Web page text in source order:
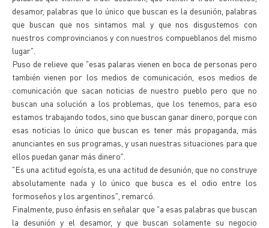
desamor, palabras que lo único que buscan es la desunión, palabras
que buscan que nos sintamos mal y que nos disgustemos con
nuestros comprovincianos y con nuestros compueblanos del mismo
lugar".
Puso de relieve que "esas palaras vienen en boca de personas pero
también vienen por los medios de comunicación, esos medios de
comunicación que sacan noticias de nuestro pueblo pero que no
buscan una solución a los problemas, que los tenemos, para eso
estamos trabajando todos, sino que buscan ganar dinero, porque con
esas noticias lo único que buscan es tener más propaganda, más
anunciantes en sus programas, y usan nuestras situaciones para que
ellos puedan ganar más dinero".
"Es una actitud egoísta, es una actitud de desunión, que no construye
absolutamente nada y lo único que busca es el odio entre los
formoseños y los argentinos", remarcó.
Finalmente, puso énfasis en señalar que "a esas palabras que buscan
la desunión y el desamor, y que buscan solamente su negocio